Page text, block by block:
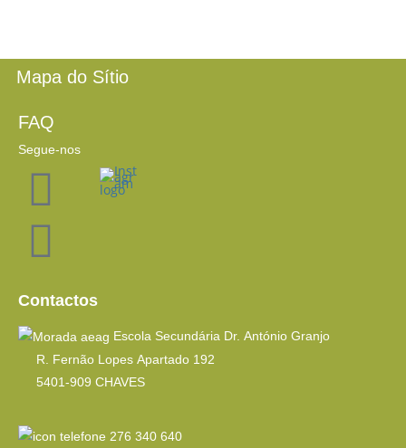
Mapa do Sítio
FAQ
Segue-nos
Contactos
Escola Secundária Dr. António Granjo
R. Fernão Lopes Apartado 192
5401-909 CHAVES
276 340 640